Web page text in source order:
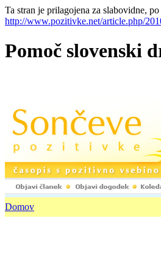
Ta stran je prilagojena za slabovidne,
http://www.pozitivke.net/article.php/
Pomoč slovenski
Domov